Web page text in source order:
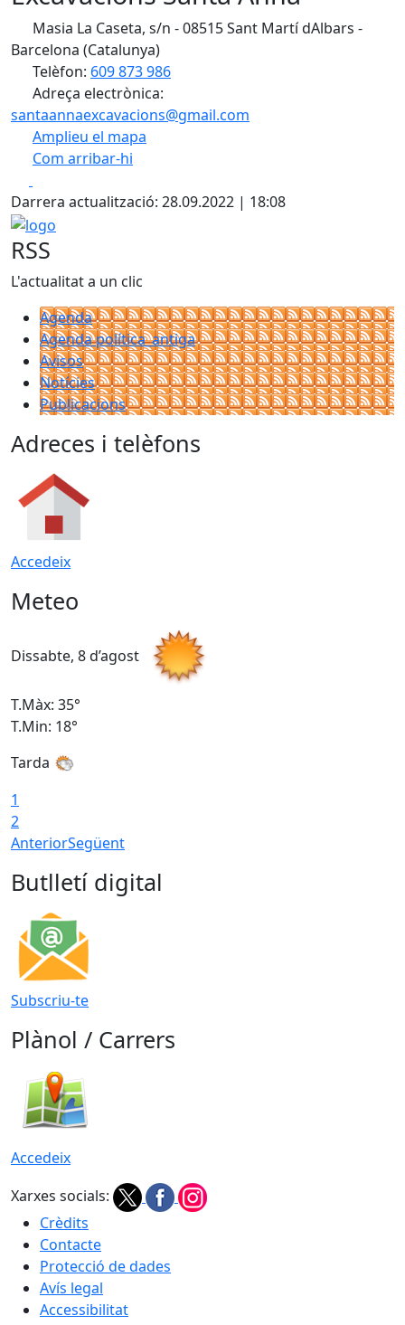
Masia La Caseta, s/n - 08515 Sant Martí dAlbars -
Barcelona (Catalunya)
Telèfon: 609 873 986
Adreça electrònica:
santaannaexcavacions@gmail.com
Amplieu el mapa
Com arribar-hi
+
−
Darrera actualització: 28.09.2022 | 18:08
logo
RSS
L'actualitat a un clic
Agenda
Agenda política_antiga
Avisos
Notícies
Publicacions
Adreces i telèfons
Accedeix
Meteo
Dissabte, 8 d’agost
T.Màx: 35°
T.Min: 18°
Tarda
1
2
AnteriorSegüent
Butlletí digital
Subscriu-te
Plànol / Carrers
Accedeix
Xarxes socials:
Crèdits
Contacte
Protecció de dades
Avís legal
Accessibilitat